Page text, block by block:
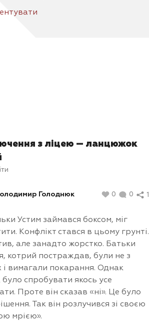
з ліцею — ланцюжок
Голоднюк 0 0 1
Устим займався боксом, міг
Конфлікт стався в цьому грунті.
але занадто жорстко. Батьки
котрий постраждав, були не з
і вимагали покарання. Однак
спробувати якось усе
Проте він сказав «ні». Це було
Так він розлучився зі своєю
мрією».